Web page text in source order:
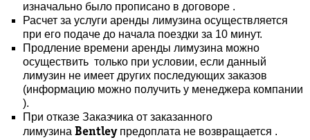
изначально было прописано в договоре .
Расчет за услуги аренды лимузина осуществляется
при его подаче до начала поездки за 10 минут.
Продление времени аренды лимузина можно
осуществить только при условии, если данный
лимузин не имеет других последующих заказов
(информацию можно получить у менеджера компании
).
При отказе Заказчика от заказанного
лимузина Bentley предоплата не возвращается .